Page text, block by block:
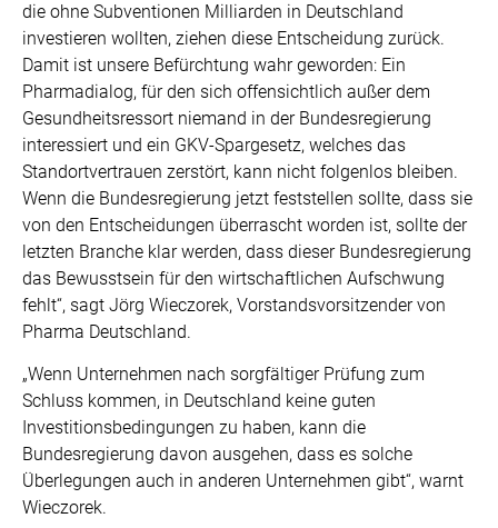
die ohne Subventionen Milliarden in Deutschland
investieren wollten, ziehen diese Entscheidung zurück.
Damit ist unsere Befürchtung wahr geworden: Ein
Pharmadialog, für den sich offensichtlich außer dem
Gesundheitsressort niemand in der Bundesregierung
interessiert und ein GKV-Spargesetz, welches das
Standortvertrauen zerstört, kann nicht folgenlos bleiben.
Wenn die Bundesregierung jetzt feststellen sollte, dass sie
von den Entscheidungen überrascht worden ist, sollte der
letzten Branche klar werden, dass dieser Bundesregierung
das Bewusstsein für den wirtschaftlichen Aufschwung
fehlt“, sagt Jörg Wieczorek, Vorstandsvorsitzender von
Pharma Deutschland.
„Wenn Unternehmen nach sorgfältiger Prüfung zum
Schluss kommen, in Deutschland keine guten
Investitionsbedingungen zu haben, kann die
Bundesregierung davon ausgehen, dass es solche
Überlegungen auch in anderen Unternehmen gibt“, warnt
Wieczorek.